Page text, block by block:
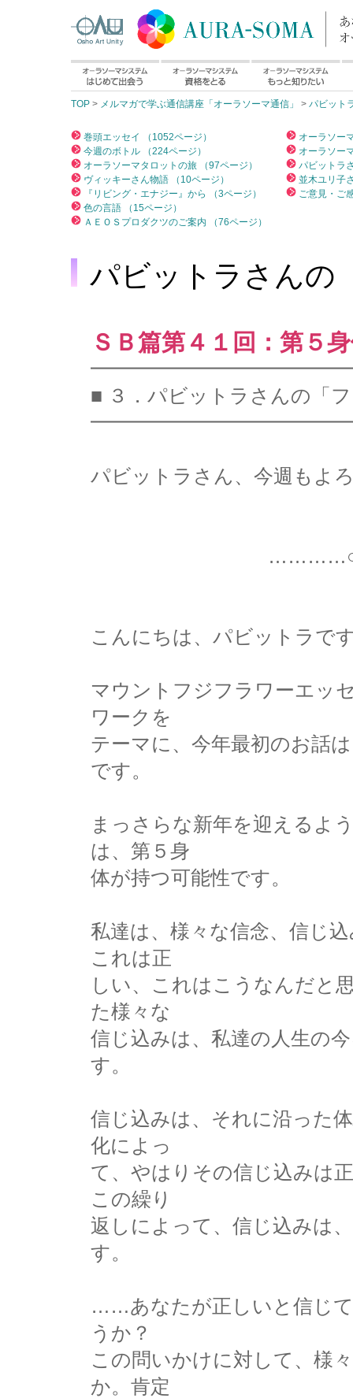
TOP > メルマガで学ぶ通信講座「オーラソーマ通信」 > パビット
巻頭エッセイ （1052ページ）
今週のボトル （224ページ）
オーラソーマタロットの旅 （97ページ）
ヴィッキーさん物語 （10ページ）
『リビング・エナジー』から （3ページ）
色の言語 （15ページ）
ＡＥＯＳプロダクツのご案内 （76ページ）
オーラソー
オーラソー
パビットラ
並木ユリ子
ご意見・ご
パビットラさんの
ＳＢ篇第４１回：第５
■ ３．パビットラさんの「
パビットラさん、今週もよ
こんにちは、パビットラで
マウントフジフラワーエッ
ワークを
テーマに、今年最初のお話
です。
まっさらな新年を迎えるよ
は、第５身
体が持つ可能性です。
私達は、様々な信念、信じ
これは正
しい、これはこうなんだと
た様々な
信じ込みは、私達の人生の
す。
信じ込みは、それに沿った
化によっ
て、やはりその信じ込みは
この繰り
返しによって、信じ込みは
す。
……あなたが正しいと信じ
うか？
この問いかけに対して、様
か。肯定